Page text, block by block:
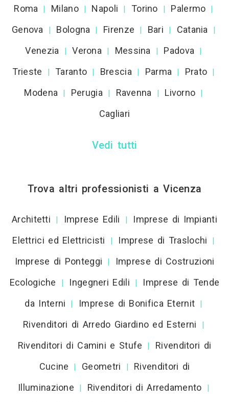
Roma | Milano | Napoli | Torino | Palermo |
Genova | Bologna | Firenze | Bari | Catania |
Venezia | Verona | Messina | Padova |
Trieste | Taranto | Brescia | Parma | Prato |
Modena | Perugia | Ravenna | Livorno |
Cagliari
Vedi tutti
Trova altri professionisti a Vicenza
Architetti | Imprese Edili |
Imprese di Impianti
Elettrici ed Elettricisti
| Imprese di Traslochi |
Imprese di Ponteggi |
Imprese di Costruzioni
Ecologiche
| Ingegneri Edili |
Imprese di Tende
da Interni
| Imprese di Bonifica Eternit |
Rivenditori di Arredo Giardino ed Esterni |
Rivenditori di Camini e Stufe |
Rivenditori di
Cucine
| Geometri |
Rivenditori di
Illuminazione
| Rivenditori di Arredamento |